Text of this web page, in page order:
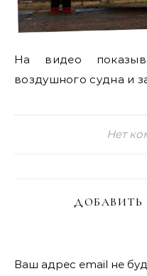
На видео
воздушного судна и
Нет
Ваш адрес email не